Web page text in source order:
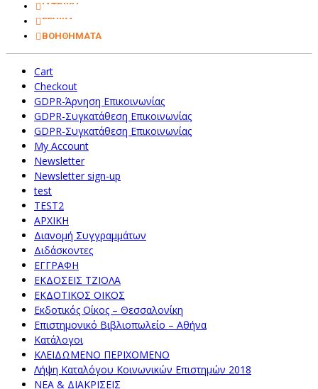
ΙΑΤΡΙΚΗ
ΓΕΝΙΚΑ
ΒΟΗΘΗΜΑΤΑ
Cart
Checkout
GDPR-Άρνηση Επικοινωνίας
GDPR-Συγκατάθεση Επικοινωνίας
GDPR-Συγκατάθεση Επικοινωνίας
My Account
Newsletter
Newsletter sign-up
test
TEST2
ΑΡΧΙΚΗ
Διανομή Συγγραμμάτων
Διδάσκοντες
ΕΓΓΡΑΦΗ
ΕΚΔΟΣΕΙΣ ΤΖΙΟΛΑ
ΕΚΔΟΤΙΚΟΣ ΟΙΚΟΣ
Εκδοτικός Οίκος – Θεσσαλονίκη
Επιστημονικό Βιβλιοπωλείο – Αθήνα
Κατάλογοι
ΚΛΕΙΔΩΜΕΝΟ ΠΕΡΙΧΟΜΕΝΟ
Λήψη Καταλόγου Κοινωνικών Επιστημών 2018
ΝΕΑ & ΔΙΑΚΡΙΣΕΙΣ